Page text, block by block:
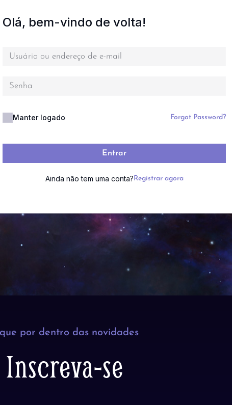
Olá, bem-vindo de volta!
Manter logado Forgot Password?
Entrar
Ainda não tem uma conta? Registrar agora
por dentro das novidades
Inscreva-se